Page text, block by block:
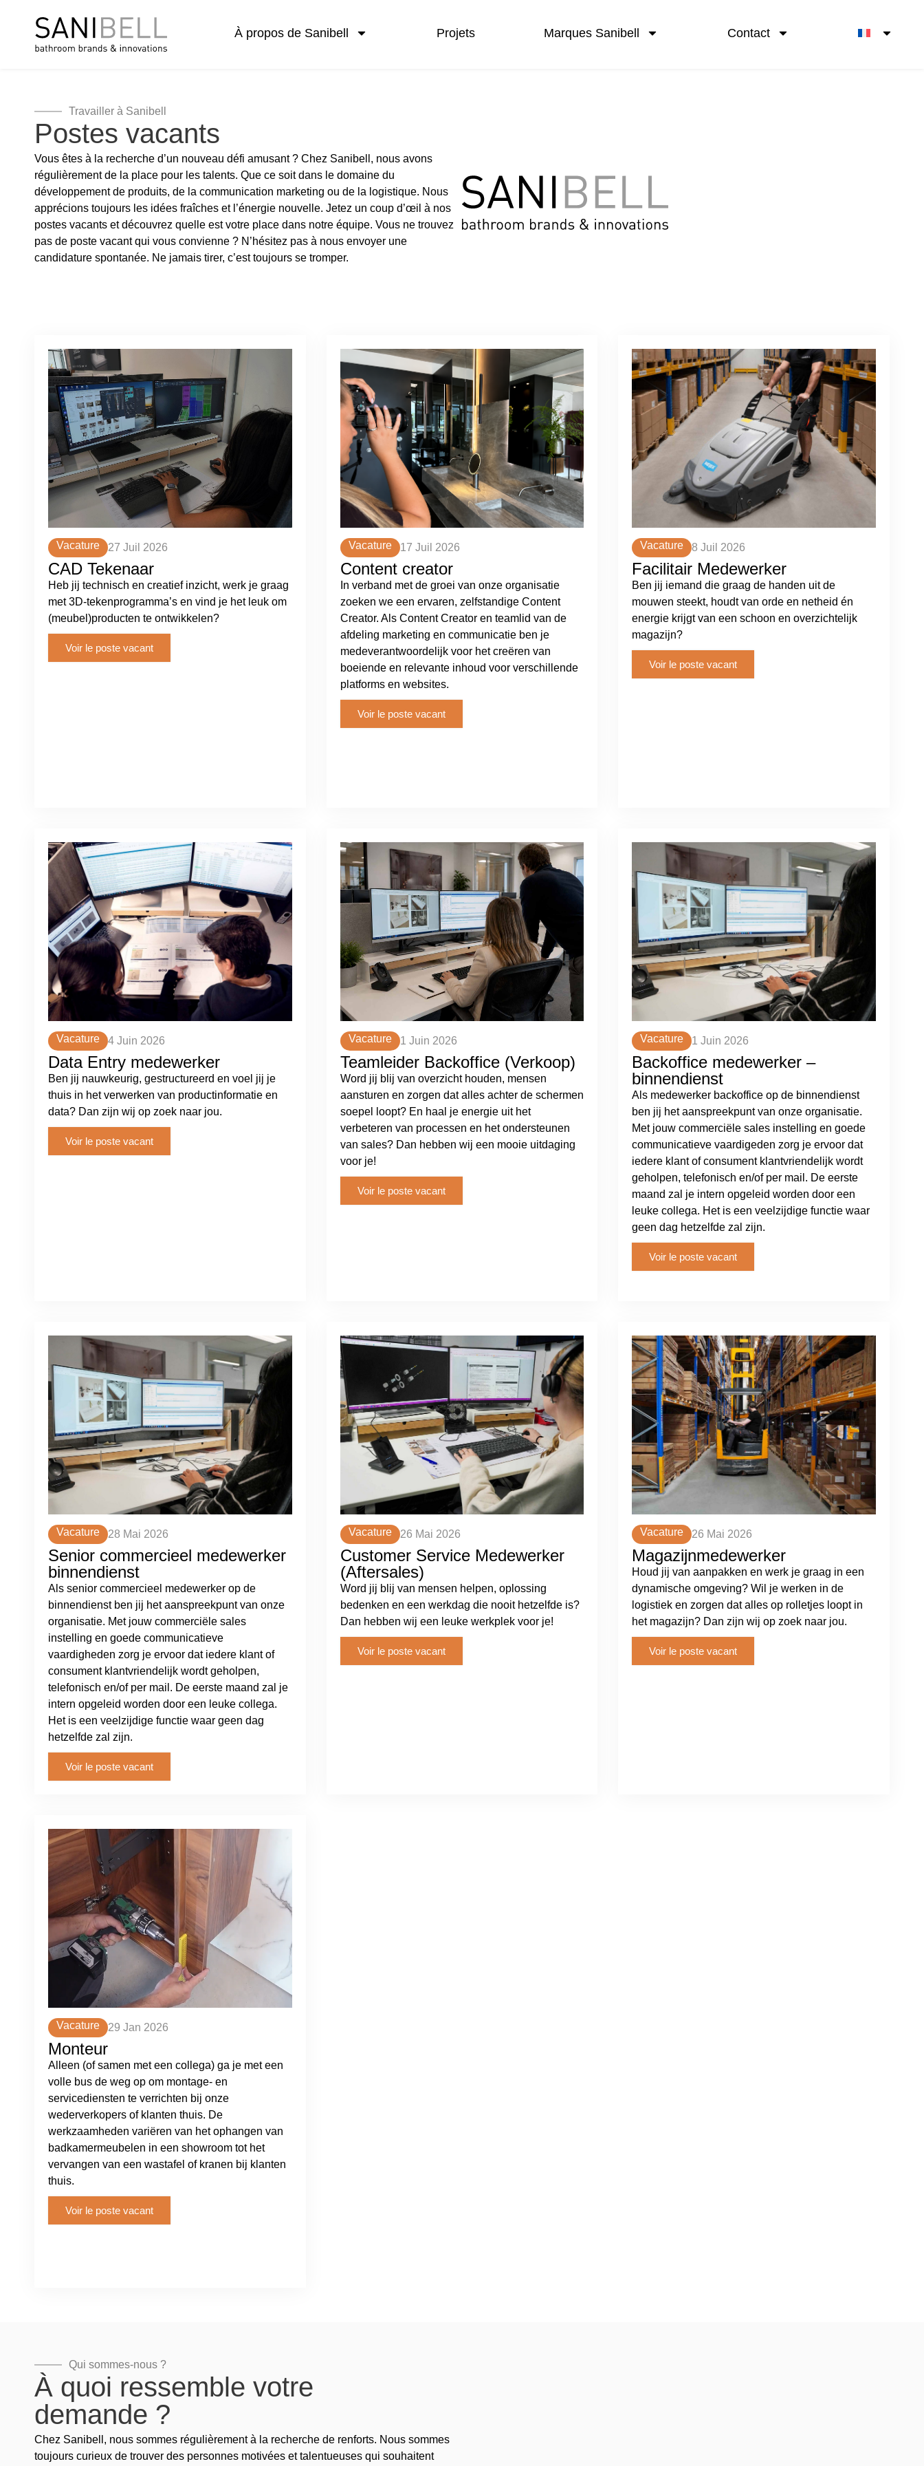
À propos de Sanibell Projets Marques Sanibell Contact
Travailler à Sanibell
Postes vacants
Vous êtes à la recherche d’un nouveau défi amusant ? Chez Sanibell, nous avons
régulièrement de la place pour les talents. Que ce soit dans le domaine du
développement de produits, de la communication marketing ou de la logistique. Nous
apprécions toujours les idées fraîches et l’énergie nouvelle. Jetez un coup d’œil à nos
postes vacants et découvrez quelle est votre place dans notre équipe. Vous ne trouvez
pas de poste vacant qui vous convienne ? N’hésitez pas à nous envoyer une
candidature spontanée. Ne jamais tirer, c’est toujours se tromper.
Vacature 27 Juil 2026
CAD Tekenaar
Heb jij technisch en creatief inzicht, werk je graag
met 3D-tekenprogramma’s en vind je het leuk om
(meubel)producten te ontwikkelen?
Voir le poste vacant
Vacature 17 Juil 2026
Content creator
In verband met de groei van onze organisatie
zoeken we een ervaren, zelfstandige Content
Creator. Als Content Creator en teamlid van de
afdeling marketing en communicatie ben je
medeverantwoordelijk voor het creëren van
boeiende en relevante inhoud voor verschillende
platforms en websites.
Voir le poste vacant
Vacature 8 Juil 2026
Facilitair Medewerker
Ben jij iemand die graag de handen uit de
mouwen steekt, houdt van orde en netheid én
energie krijgt van een schoon en overzichtelijk
magazijn?
Voir le poste vacant
Vacature 4 Juin 2026
Data Entry medewerker
Ben jij nauwkeurig, gestructureerd en voel jij je
thuis in het verwerken van productinformatie en
data? Dan zijn wij op zoek naar jou.
Voir le poste vacant
Vacature 1 Juin 2026
Teamleider Backoffice (Verkoop)
Word jij blij van overzicht houden, mensen
aansturen en zorgen dat alles achter de schermen
soepel loopt? En haal je energie uit het
verbeteren van processen en het ondersteunen
van sales? Dan hebben wij een mooie uitdaging
voor je!
Voir le poste vacant
Vacature 1 Juin 2026
Backoffice medewerker –
binnendienst
Als medewerker backoffice op de binnendienst
ben jij het aanspreekpunt van onze organisatie.
Met jouw commerciële sales instelling en goede
communicatieve vaardigeden zorg je ervoor dat
iedere klant of consument klantvriendelijk wordt
geholpen, telefonisch en/of per mail. De eerste
maand zal je intern opgeleid worden door een
leuke collega. Het is een veelzijdige functie waar
geen dag hetzelfde zal zijn.
Voir le poste vacant
Vacature 28 Mai 2026
Senior commercieel medewerker
binnendienst
Als senior commercieel medewerker op de
binnendienst ben jij het aanspreekpunt van onze
organisatie. Met jouw commerciële sales
instelling en goede communicatieve
vaardigheden zorg je ervoor dat iedere klant of
consument klantvriendelijk wordt geholpen,
telefonisch en/of per mail. De eerste maand zal je
intern opgeleid worden door een leuke collega.
Het is een veelzijdige functie waar geen dag
hetzelfde zal zijn.
Voir le poste vacant
Vacature 26 Mai 2026
Customer Service Medewerker
(Aftersales)
Word jij blij van mensen helpen, oplossing
bedenken en een werkdag die nooit hetzelfde is?
Dan hebben wij een leuke werkplek voor je!
Voir le poste vacant
Vacature 26 Mai 2026
Magazijnmedewerker
Houd jij van aanpakken en werk je graag in een
dynamische omgeving? Wil je werken in de
logistiek en zorgen dat alles op rolletjes loopt in
het magazijn? Dan zijn wij op zoek naar jou.
Voir le poste vacant
Vacature 29 Jan 2026
Monteur
Alleen (of samen met een collega) ga je met een
volle bus de weg op om montage- en
servicediensten te verrichten bij onze
wederverkopers of klanten thuis. De
werkzaamheden variëren van het ophangen van
badkamermeubelen in een showroom tot het
vervangen van een wastafel of kranen bij klanten
thuis.
Voir le poste vacant
Qui sommes-nous ?
À quoi ressemble votre
demande ?
Chez Sanibell, nous sommes régulièrement à la recherche de renforts. Nous sommes
toujours curieux de trouver des personnes motivées et talentueuses qui souhaitent